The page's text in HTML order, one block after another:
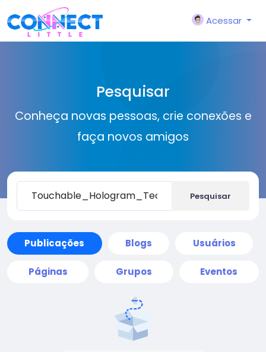
Acessar
Pesquisar
Conheça novas pessoas, crie conexões e
faça novos amigos
Pesquisar
Publicações Blogs Usuários
Páginas Grupos Eventos